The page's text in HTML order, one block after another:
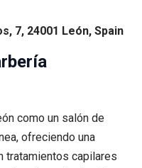
7, 24001 León, Spain
como un salón de
ofreciendo una
tratamientos capilares